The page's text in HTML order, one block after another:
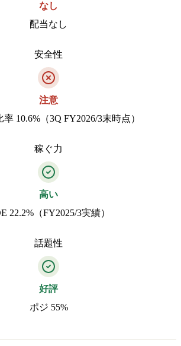
なし
配当なし
安全性
注意
10.6%（3Q FY2026/3末時点）
稼ぐ力
高い
22.2%（FY2025/3実績）
話題性
好評
ポジ 55%